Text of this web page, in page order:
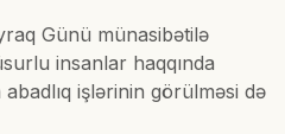
Günü münasibətilə
insanlar haqqında
işlərinin görülməsi də